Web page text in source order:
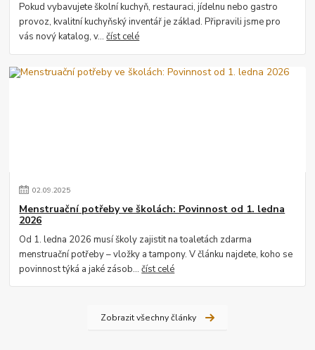
Pokud vybavujete školní kuchyň, restauraci, jídelnu nebo gastro
provoz, kvalitní kuchyňský inventář je základ. Připravili jsme pro
vás nový katalog, v...číst celé
02.09.2025
Menstruační potřeby ve školách: Povinnost od 1. ledna
2026
Od 1. ledna 2026 musí školy zajistit na toaletách zdarma
menstruační potřeby – vložky a tampony. V článku najdete, koho se
povinnost týká a jaké zásob...číst celé
Zobrazit všechny články